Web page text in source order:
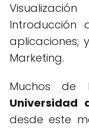
aplicaciones;
Marketing.
Muchos de
Universidad
desde este